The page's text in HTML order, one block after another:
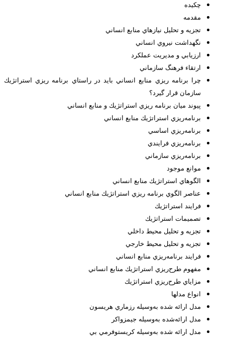
چكيده
مقدمه
تجزيه و تحليل نيازهاي منابع انساني
نگهداشت نيروي انساني
ارزيابي و مديريت عملكرد
ارتقاء فرهنگ سازماني
چرا برنامه ريزي منابع انساني بايد در راستاي برنامه ريزي استراتژيك
سازمان قرار گيرد؟
پيوند ميان برنامه ريزي استراتژيك و منابع انساني
برنامه‌ريزي استراتژيك منابع انساني
برنامه‌ريزي اساسي
برنامه‌ريزي فرايندي
برنامه‌ريزي سازماني
موانع موجود
الگوهاي استراتژيك منابع انساني
عناصر الگوي برنامه ريزي استراتژيك منابع انساني
فرايند استراتژيك
تصميمات استراتژيك
تجزيه و تحليل محيط داخلي
تجزيه و تحليل محيط خارجي
فرايند برنامه‌ريزي منابع انساني
مفهوم‌ طرح‌ريزي‌ استراتژيك‌ منابع‌ انساني‌
مزاياي‌ طرح‌ريزي‌ استراتژيك‌
انواع‌ مدلها
مدل‌ ارائه‌ شده‌ به‌وسيله‌ رزماري‌ هريسون
مدل‌ ارائه‌شده‌ به‌وسيله‌ جيمزواكر
مدل‌ ارائه‌ شده‌ به‌وسيله‌ كريستوفرمي‌ بي